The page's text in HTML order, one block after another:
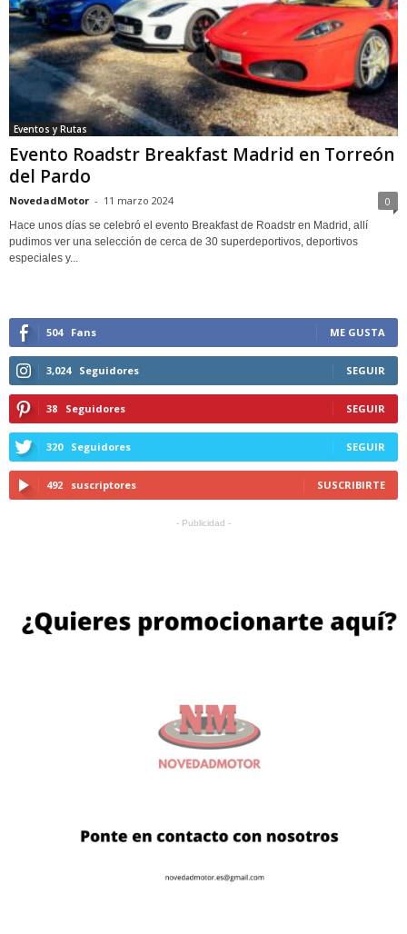
Eventos y Rutas
Evento Roadstr Breakfast Madrid en Torreón
del Pardo
NovedadMotor - 11 marzo 2024 0
Hace unos días se celebró el evento Breakfast de Roadstr en Madrid, allí
pudimos ver una selección de cerca de 30 superdeportivos, deportivos
especiales y...
504 Fans ME GUSTA
3,024 Seguidores SEGUIR
38 Seguidores SEGUIR
320 Seguidores SEGUIR
492 suscriptores SUSCRIBIRTE
- Publicidad -